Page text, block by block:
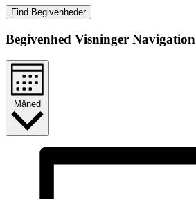
Find Begivenheder
Begivenhed Visninger Navigation
Måned